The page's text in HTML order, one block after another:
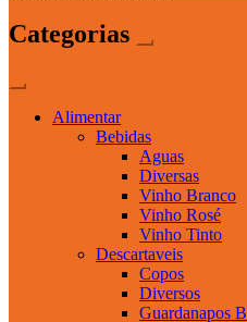
Categorias
Alimentar
Bebidas
Aguas
Diversas
Vinho Branco
Vinho Rosé
Vinho Tinto
Descartaveis
Copos
Diversos
Guardanapos